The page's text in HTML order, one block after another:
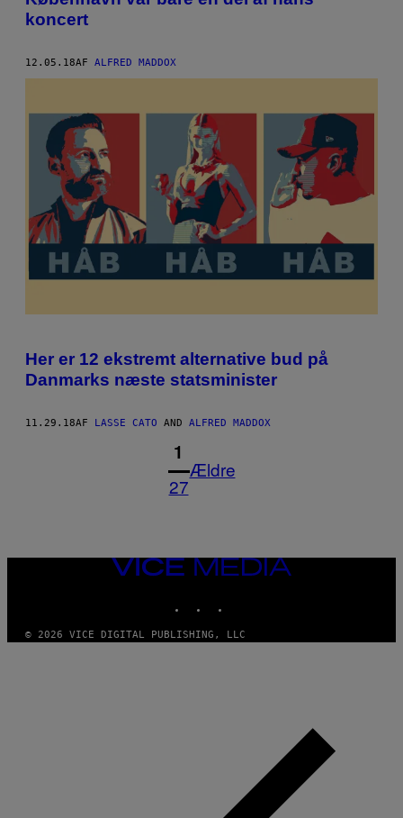
koncert
12.05.18AF ALFRED MADDOX
Her er 12 ekstremt alternative bud på
Danmarks næste statsminister
11.29.18AF LASSE CATO AND ALFRED MADDOX
1
27
Ældre
VICE
MEDIA
© 2026 VICE DIGITAL PUBLISHING, LLC